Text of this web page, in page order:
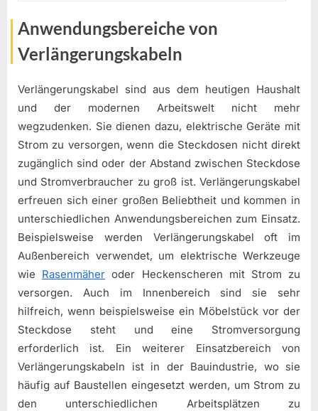
Anwendungsbereiche von
Verlängerungskabeln
Verlängerungskabel sind aus dem heutigen Haushalt
und der modernen Arbeitswelt nicht mehr
wegzudenken. Sie dienen dazu, elektrische Geräte mit
Strom zu versorgen, wenn die Steckdosen nicht direkt
zugänglich sind oder der Abstand zwischen Steckdose
und Stromverbraucher zu groß ist. Verlängerungskabel
erfreuen sich einer großen Beliebtheit und kommen in
unterschiedlichen Anwendungsbereichen zum Einsatz.
Beispielsweise werden Verlängerungskabel oft im
Außenbereich verwendet, um elektrische Werkzeuge
wie Rasenmäher oder Heckenscheren mit Strom zu
versorgen. Auch im Innenbereich sind sie sehr
hilfreich, wenn beispielsweise ein Möbelstück vor der
Steckdose steht und eine Stromversorgung
erforderlich ist. Ein weiterer Einsatzbereich von
Verlängerungskabeln ist in der Bauindustrie, wo sie
häufig auf Baustellen eingesetzt werden, um Strom zu
den unterschiedlichen Arbeitsplätzen zu